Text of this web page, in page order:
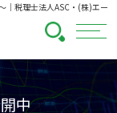
｜税理士法人ASC・(株)エー
中